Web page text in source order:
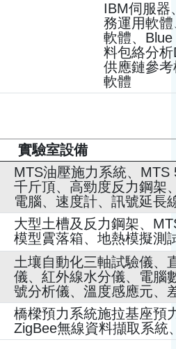
IBM伺服器
務運用軟
軟體、
料包絡分
供應鏈參
軟體
實驗室設備
MTS油壓施力系統、
千斤頂、高勁度反力鋼架
電腦、速度計、訊號延長
大型土槽及反力鋼架、
模型霣落箱、地熱模擬測
土壤自動化三軸試驗儀、
儀、紅外線水分儀、電腦
號分析儀、溫度感應元、
橋樑預力系統施拉基座預
ZigBee無線資料擷取系統